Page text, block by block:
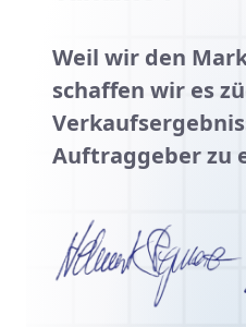
Weil wir den
schaffen wir es
Auftraggeber zu